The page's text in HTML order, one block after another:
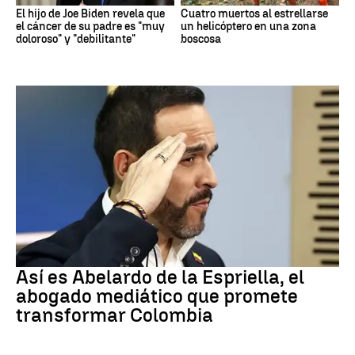
El hijo de Joe Biden revela que
el cáncer de su padre es "muy
doloroso" y "debilitante"
Cuatro muertos al estrellarse
un helicóptero en una zona
boscosa
Colombia
Así es Abelardo de la Espriella, el
abogado mediático que promete
transformar Colombia